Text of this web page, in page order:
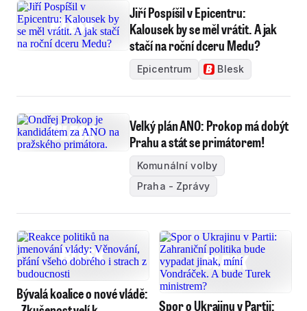
Jiří Pospíšil v Epicentru:
Kalousek by se měl vrátit. A jak
stačí na roční dceru Medu?
Epicentrum Blesk
Velký plán ANO: Prokop má dobýt
Prahu a stát se primátorem!
Komunální volby
Praha - Zprávy
Bývalá koalice o nové vládě:
Spor o Ukrajinu v Partii: